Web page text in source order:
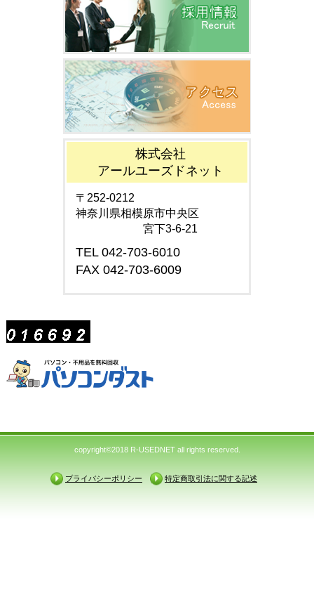
株式会社
アールユーズドネット
〒252-0212
神奈川県相模原市中央区
宮下3-6-21
TEL 042-703-6010
FAX 042-703-6009
copyright©2018 R-USEDNET all rights reserved.
プライバシーポリシー 特定商取引法に関する記述